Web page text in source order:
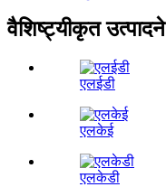
वैशिष्ट्यीकृत उत्पादने
एलईडी
एलकेई
एलकेडी